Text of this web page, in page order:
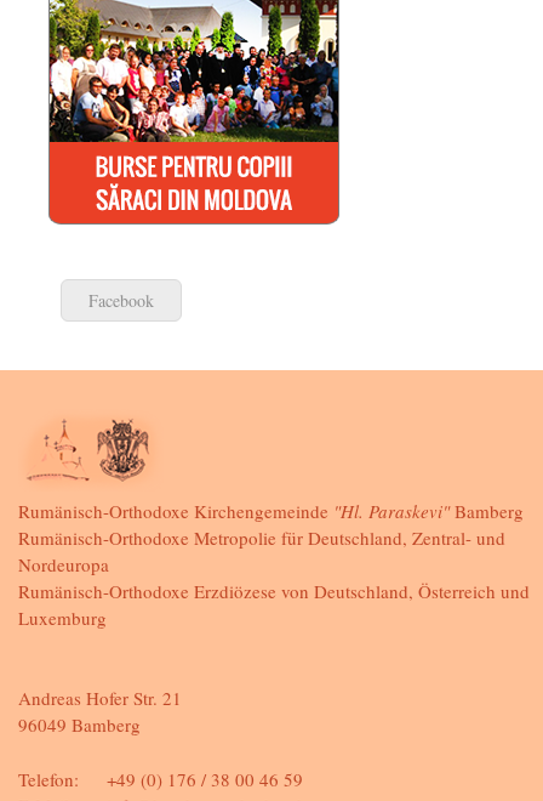
Facebook
Rumänisch-Orthodoxe Kirchengemeinde "Hl. Paraskevi"Bamberg
Rumänisch-Orthodoxe Metropolie für Deutschland, Zentral- und
Nordeuropa
Rumänisch-Orthodoxe Erzdiözese von Deutschland, Österreich und
Luxemburg
Andreas Hofer Str. 21
96049 Bamberg
Telefon:
+49 (0) 176 / 38 00 46 59